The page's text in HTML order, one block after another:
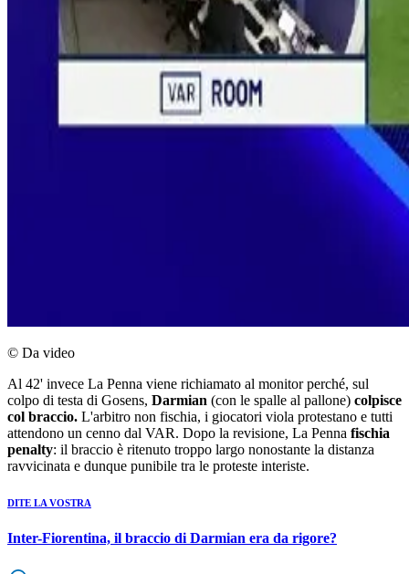
© Da video
Al 42' invece La Penna viene richiamato al monitor perché, sul
colpo di testa di Gosens, Darmian (con le spalle al pallone) colpisce
col braccio. L'arbitro non fischia, i giocatori viola protestano e tutti
attendono un cenno dal VAR. Dopo la revisione, La Penna fischia
penalty: il braccio è ritenuto troppo largo nonostante la distanza
ravvicinata e dunque punibile tra le proteste interiste.
DITE LA VOSTRA
Inter-Fiorentina, il braccio di Darmian era da rigore?